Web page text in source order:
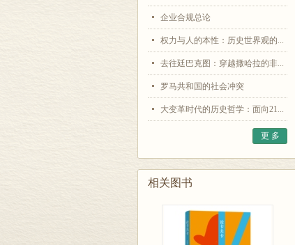
企业合规总论
权力与人的本性：历史世界观的...
去往廷巴克图：穿越撒哈拉的非...
罗马共和国的社会冲突
大变革时代的历史哲学：面向21...
更 多
相关图书